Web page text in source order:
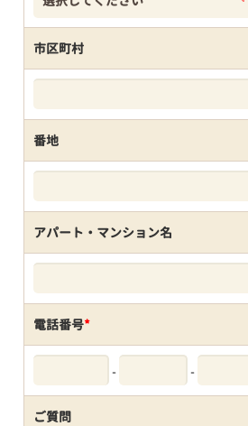
市区町村
番地
アパート・マンション名
電話番号*
- -
ご質問